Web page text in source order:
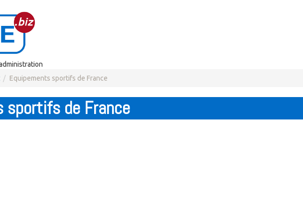
Equipements sportifs de France
sportifs de France